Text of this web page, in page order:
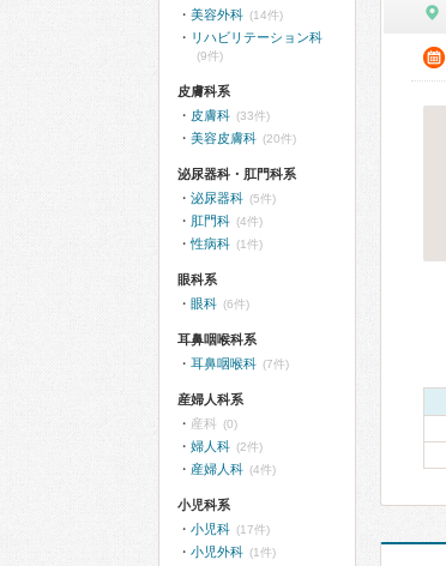
美容外科 (14件)
リハビリテーション科
(9件)
皮膚科系
皮膚科 (33件)
美容皮膚科 (20件)
泌尿器科・肛門科系
泌尿器科 (5件)
肛門科 (4件)
性病科 (1件)
眼科系
眼科 (6件)
耳鼻咽喉科系
耳鼻咽喉科 (7件)
産婦人科系
産科 (0)
婦人科 (2件)
産婦人科 (4件)
小児科系
小児科 (17件)
小児外科 (1件)